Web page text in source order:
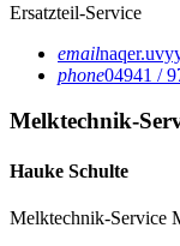
Ersatzteil-Service
email
phone04941 /
Melktechnik-
Hauke Schulte
Melktechnik-Service